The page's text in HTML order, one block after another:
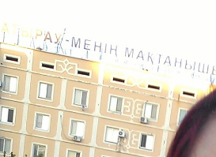
Наталья Пак
Фотографии